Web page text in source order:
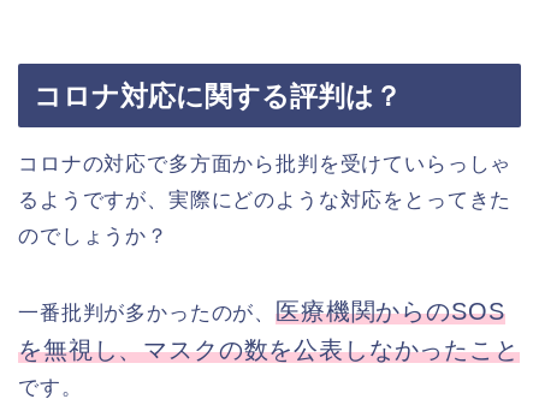
コロナ対応に関する評判は？
コロナの対応で多方面から批判を受けていらっしゃ
るようですが、実際にどのような対応をとってきた
のでしょうか？
一番批判が多かったのが、医療機関からのSOS
を無視し、マスクの数を公表しなかったこと
です。